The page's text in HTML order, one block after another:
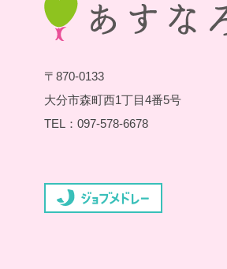
〒870-0133
大分市森町西1丁目4番5号
TEL：097-578-6678